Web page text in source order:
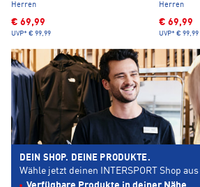
Herren
€ 69,99
UVP* € 99,99
Herren
€ 69,99
UVP* € 99,99
DEIN SHOP. DEINE PRODUKTE.
Wähle jetzt deinen INTERSPORT Shop